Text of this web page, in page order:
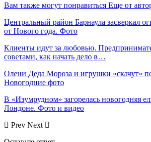
Вам также могут понравиться Еще от
Центральный район Барнаула засверкал
от Нового года. Фото
Клиенты идут за любовью.
советами, как начать дело в…
Олени Деда Мороза и игрушки «скачут»
Новогодние фото
В «Изумрудном» загорелась новогодняя
Лондоне. Фото и видео
Prev Next